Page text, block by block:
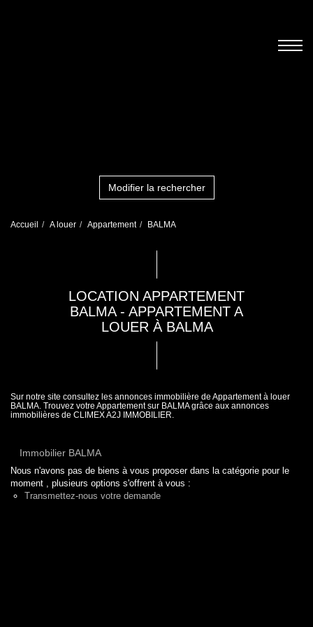
Modifier la rechercher
Accueil A louer Appartement BALMA
LOCATION APPARTEMENT
BALMA - APPARTEMENT A
LOUER À BALMA
Sur notre site consultez les annonces immobilière de Appartement à louer
BALMA. Trouvez votre Appartement sur BALMA grâce aux annonces
immobilières de CLIMEX A2J IMMOBILIER.
Immobilier BALMA
Nous n'avons pas de biens à vous proposer dans la catégorie pour le
moment , plusieurs options s'offrent à vous :
Transmettez-nous votre demande